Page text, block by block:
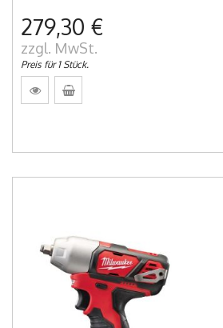
279,30 €
zzgl. MwSt.
Preis für 1 Stück.